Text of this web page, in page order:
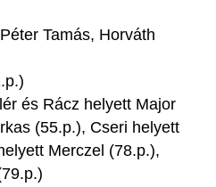
Tamás, Horváth
és Rácz helyett Major
(55.p.), Cseri helyett
Merczel (78.p.),